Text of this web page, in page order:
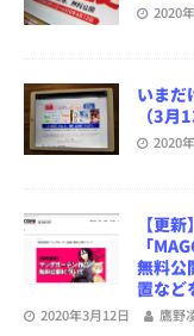
2020
いまだ
（3月
2020
【更
「
無料公
置など
2020年3月12日 鷹野